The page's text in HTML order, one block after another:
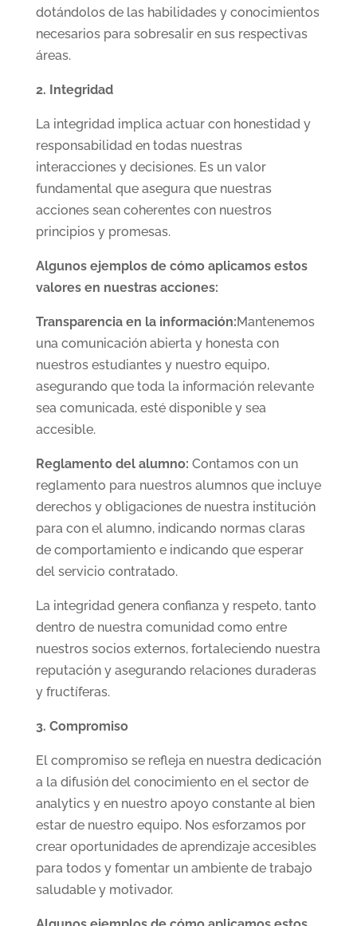
dotándolos de las habilidades y conocimientos
necesarios para sobresalir en sus respectivas
áreas.
2. Integridad
La integridad implica actuar con honestidad y
responsabilidad en todas nuestras
interacciones y decisiones. Es un valor
fundamental que asegura que nuestras
acciones sean coherentes con nuestros
principios y promesas.
Algunos ejemplos de cómo aplicamos estos
valores en nuestras acciones:
Transparencia en la información:Mantenemos
una comunicación abierta y honesta con
nuestros estudiantes y nuestro equipo,
asegurando que toda la información relevante
sea comunicada, esté disponible y sea
accesible.
Reglamento del alumno: Contamos con un
reglamento para nuestros alumnos que incluye
derechos y obligaciones de nuestra institución
para con el alumno, indicando normas claras
de comportamiento e indicando que esperar
del servicio contratado.
La integridad genera confianza y respeto, tanto
dentro de nuestra comunidad como entre
nuestros socios externos, fortaleciendo nuestra
reputación y asegurando relaciones duraderas
y fructíferas.
3. Compromiso
El compromiso se refleja en nuestra dedicación
a la difusión del conocimiento en el sector de
analytics y en nuestro apoyo constante al bien
estar de nuestro equipo. Nos esforzamos por
crear oportunidades de aprendizaje accesibles
para todos y fomentar un ambiente de trabajo
saludable y motivador.